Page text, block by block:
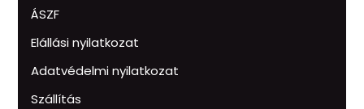
ÁSZF
Elállási nyilatkozat
Adatvédelmi nyilatkozat
Szállítás